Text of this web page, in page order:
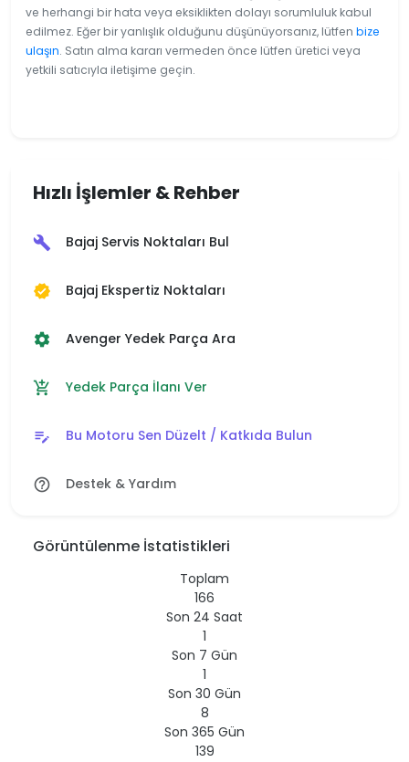
ve herhangi bir hata veya eksiklikten dolayı sorumluluk kabul
edilmez. Eğer bir yanlışlık olduğunu düşünüyorsanız, lütfen bize
ulaşın. Satın alma kararı vermeden önce lütfen üretici veya
yetkili satıcıyla iletişime geçin.
Hızlı İşlemler & Rehber
build Bajaj Servis Noktaları Bul
verified Bajaj Ekspertiz Noktaları
settings Avenger Yedek Parça Ara
add_shopping_cart Yedek Parça İlanı Ver
edit_note Bu Motoru Sen Düzelt / Katkıda Bulun
help_outline Destek & Yardım
Görüntülenme İstatistikleri
Toplam
166
Son 24 Saat
1
Son 7 Gün
1
Son 30 Gün
8
Son 365 Gün
139